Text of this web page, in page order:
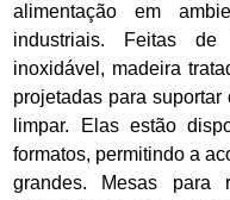
alimentação em
industriais. Feitas
inoxidável, madeira
projetadas para
limpar. Elas estão
formatos, permitindo a
grandes. Mesas para